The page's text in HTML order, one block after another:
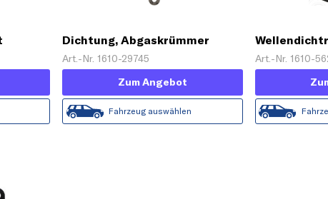
Dichtung, Abgaskrümmer
Art.-Nr. 1610-29745
Zum Angebot
Fahrzeug auswählen
Art.-Nr. 1610-